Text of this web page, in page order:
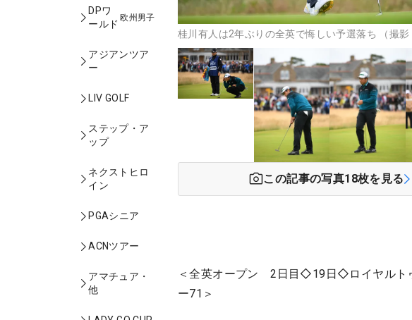
DPワ
ールド
欧州男子
アジアンツア
ー
LIV GOLF
ステップ・ア
ップ
ネクストヒロ
イン
PGAシニア
ACNツアー
アマチュア・
他
桂川有人は2年ぶりの全英で悔しい予選落ち （撮影
この記事の写真18枚を見る
＜全英オープン 2日目◇19日◇ロイヤルト
ー71＞